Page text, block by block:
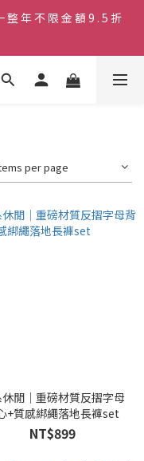
免 運 費 🚚💨 ♡
整 年 不 限 金 額 9 . 5 折
免 運 費 🚚💨 ♡
per page
閒｜重磅材質反摺字母
+質感綁繩落地長褲set
NT$899